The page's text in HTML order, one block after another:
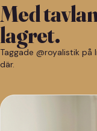
Med
lagret.
Taggade @royalistik på
där.